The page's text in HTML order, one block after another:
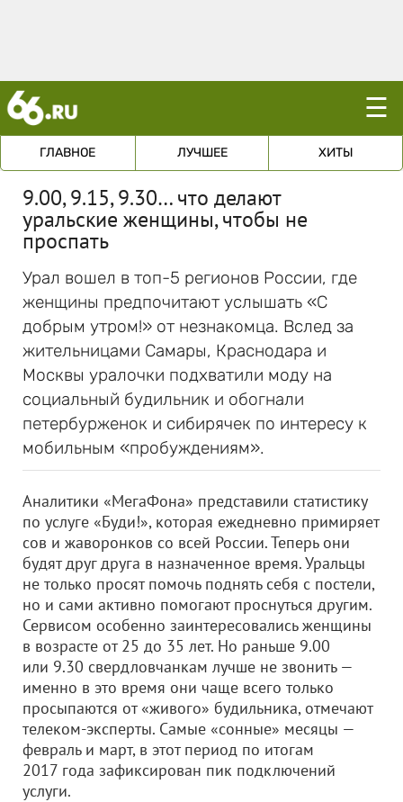
☰
ГЛАВНОЕ ЛУЧШЕЕ ХИТЫ
9.00, 9.15, 9.30… что делают
уральские женщины, чтобы не
проспать
Урал вошел в топ-5 регионов России, где
женщины предпочитают услышать «С
добрым утром!» от незнакомца. Вслед за
жительницами Самары, Краснодара и
Москвы уралочки подхватили моду на
социальный будильник и обогнали
петербурженок и сибирячек по интересу к
мобильным «пробуждениям».
Аналитики «МегаФона» представили статистику
по услуге «Буди!», которая ежедневно примиряет
сов и жаворонков со всей России. Теперь они
будят друг друга в назначенное время. Уральцы
не только просят помочь поднять себя с постели,
но и сами активно помогают проснуться другим.
Сервисом особенно заинтересовались женщины
в возрасте от 25 до 35 лет. Но раньше 9.00
или 9.30 свердловчанкам лучше не звонить —
именно в это время они чаще всего только
просыпаются от «живого» будильника, отмечают
телеком-эксперты. Самые «сонные» месяцы —
февраль и март, в этот период по итогам
2017 года зафиксирован пик подключений
услуги.